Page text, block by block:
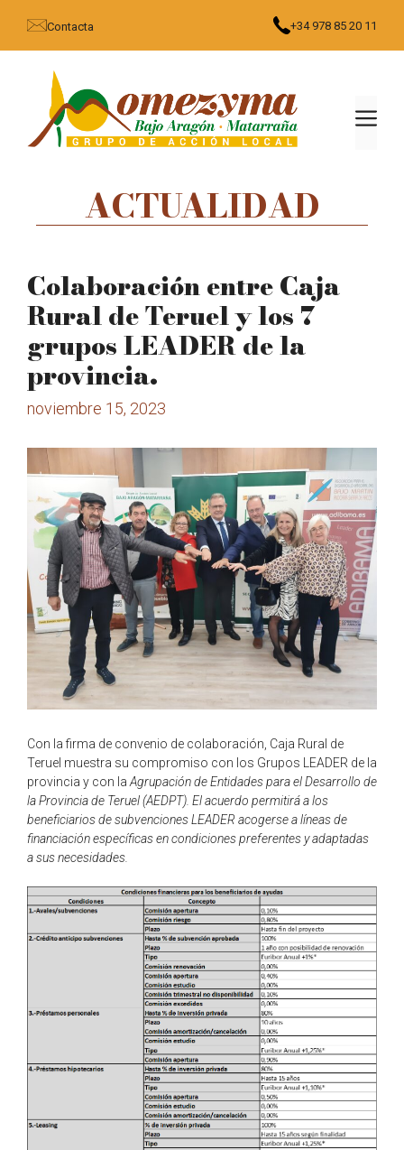
Contacta +34 978 85 20 11
ACTUALIDAD
Colaboración entre Caja
Rural de Teruel y los 7
grupos LEADER de la
provincia.
noviembre 15, 2023
Con la firma de convenio de colaboración, Caja Rural de
Teruel muestra su compromiso con los Grupos LEADER de la
provincia y con la Agrupación de Entidades para el Desarrollo de
la Provincia de Teruel (AEDPT). El acuerdo permitirá a los
beneficiarios de subvenciones LEADER acogerse a líneas de
financiación específicas en condiciones preferentes y adaptadas
a sus necesidades.